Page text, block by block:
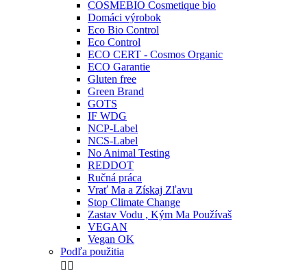
COSMEBIO Cosmetique bio
Domáci výrobok
Eco Bio Control
Eco Control
ECO CERT - Cosmos Organic
ECO Garantie
Gluten free
Green Brand
GOTS
IF WDG
NCP-Label
NCS-Label
No Animal Testing
REDDOT
Ručná práca
Vrať Ma a Získaj Zľavu
Stop Climate Change
Zastav Vodu , Kým Ma Používaš
VEGAN
Vegan OK
Podľa použitia
 